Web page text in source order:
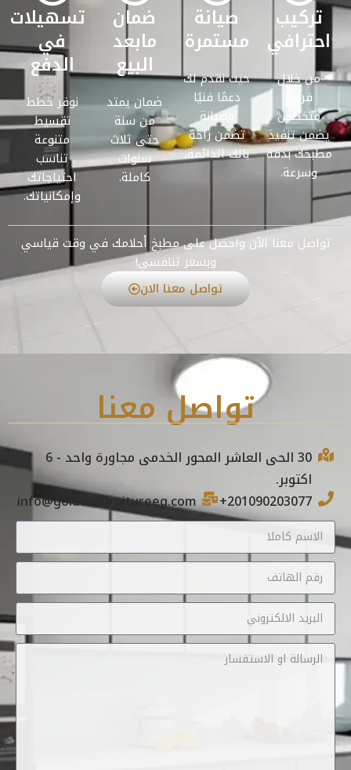
تركيب
احترافي
من خلال
فريق
متخصص
يضمن تنفيذ
مطبخك بدقة
وسرعة.
صيانة
مستمرة
حيث نقدم لك
دعمًا فنيًا
وصيانة
تضمن راحة
بالك الدائمة.
ضمان
مابعد
البيع
ضمان يمتد
من سنة
حتى ثلاث
سنوات
كاملة.
تسهيلات
في
الدفع
نوفر خطط
تقسيط
متنوعة
تناسب
احتياجاتك
وإمكانياتك.
تواصل معنا الآن واحصل على مطبخ أحلامك في وقت قياسي
وبسعر تنافسي!
تواصل معنا الان
تواصل معنا
30 الحى العاشر المحور الخدمى مجاورة واحد - 6
اكتوبر.
201090203077+
info@goldenfurnitureeg.com